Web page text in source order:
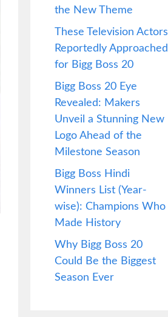
the New Theme
These Television Actors
Reportedly Approached
for Bigg Boss 20
Bigg Boss 20 Eye
Revealed: Makers
Unveil a Stunning New
Logo Ahead of the
Milestone Season
Bigg Boss Hindi
Winners List (Year-
wise): Champions Who
Made History
Why Bigg Boss 20
Could Be the Biggest
Season Ever